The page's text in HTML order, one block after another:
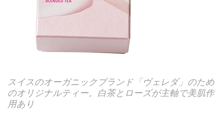
スイスのオーガニックブランド「ヴェレダ」のため
のオリジナルティー。白茶とローズが主軸で美肌作
用あり